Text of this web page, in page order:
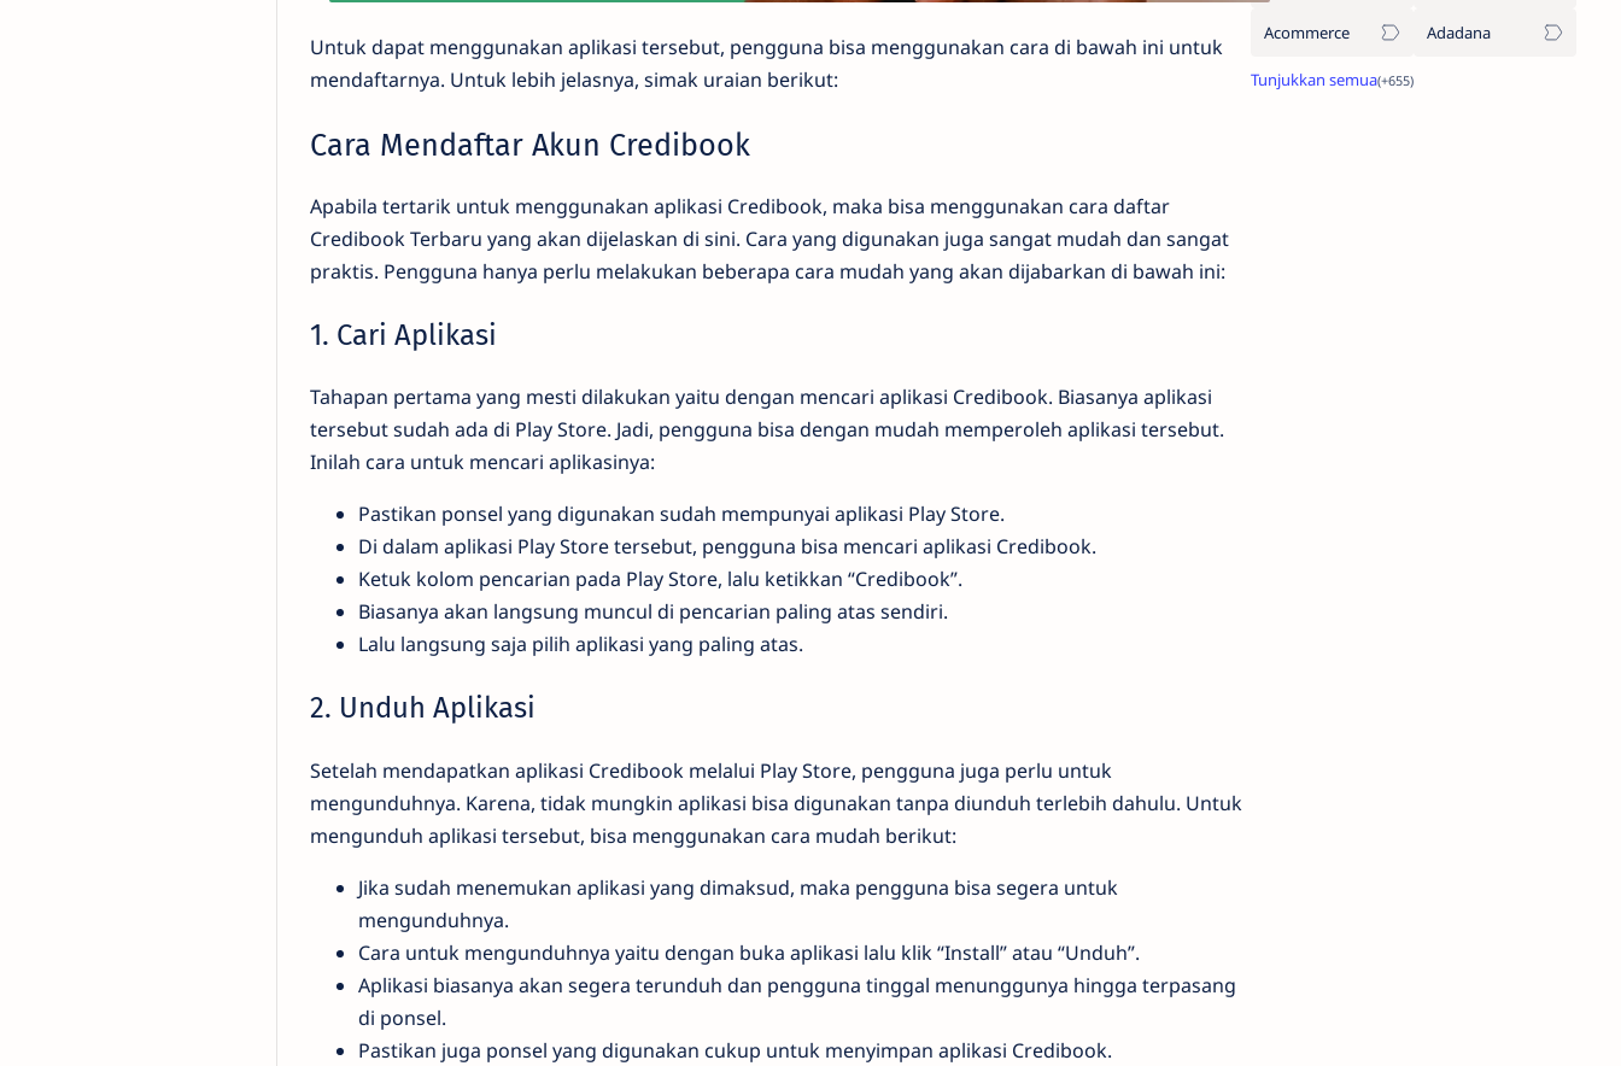
Untuk dapat menggunakan aplikasi tersebut, pengguna bisa menggunakan cara di bawah ini untuk
mendaftarnya. Untuk lebih jelasnya, simak uraian berikut:
Cara Mendaftar Akun Credibook
Apabila tertarik untuk menggunakan aplikasi Credibook, maka bisa menggunakan cara daftar
Credibook Terbaru yang akan dijelaskan di sini. Cara yang digunakan juga sangat mudah dan sangat
praktis. Pengguna hanya perlu melakukan beberapa cara mudah yang akan dijabarkan di bawah ini:
1. Cari Aplikasi
Tahapan pertama yang mesti dilakukan yaitu dengan mencari aplikasi Credibook. Biasanya aplikasi
tersebut sudah ada di Play Store. Jadi, pengguna bisa dengan mudah memperoleh aplikasi tersebut.
Inilah cara untuk mencari aplikasinya:
Pastikan ponsel yang digunakan sudah mempunyai aplikasi Play Store.
Di dalam aplikasi Play Store tersebut, pengguna bisa mencari aplikasi Credibook.
Ketuk kolom pencarian pada Play Store, lalu ketikkan “Credibook”.
Biasanya akan langsung muncul di pencarian paling atas sendiri.
Lalu langsung saja pilih aplikasi yang paling atas.
2. Unduh Aplikasi
Setelah mendapatkan aplikasi Credibook melalui Play Store, pengguna juga perlu untuk
mengunduhnya. Karena, tidak mungkin aplikasi bisa digunakan tanpa diunduh terlebih dahulu. Untuk
mengunduh aplikasi tersebut, bisa menggunakan cara mudah berikut:
Jika sudah menemukan aplikasi yang dimaksud, maka pengguna bisa segera untuk
mengunduhnya.
Cara untuk mengunduhnya yaitu dengan buka aplikasi lalu klik “Install” atau “Unduh”.
Aplikasi biasanya akan segera terunduh dan pengguna tinggal menunggunya hingga terpasang
di ponsel.
Pastikan juga ponsel yang digunakan cukup untuk menyimpan aplikasi Credibook.
Acommerce Adadana